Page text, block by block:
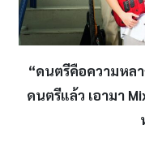
“ดนตรีคือความหลา
ดนตรีแล้ว เอามา